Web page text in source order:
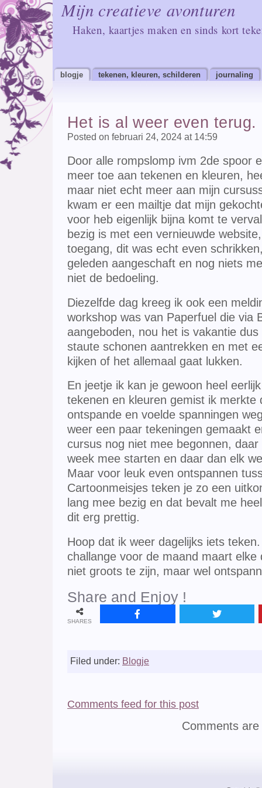
Mijn creatieve avonturen
Haken, kaartjes maken en sinds kort
blogje tekenen, kleuren, schilderen journaling
Het is al weer even terug.
Posted on februari 24, 2024 at 14:59
Door alle rompslomp ivm 2de spoor
meer toe aan tekenen en kleuren,
maar niet echt meer aan mijn
kwam er een mailtje dat mijn
voor heb eigenlijk bijna komt te
bezig is met een vernieuwde
toegang, dit was echt even
geleden aangeschaft en nog niets
niet de bedoeling.
Diezelfde dag kreeg ik ook een
workshop was van Paperfuel die via
aangeboden, nou het is vakantie
staute schonen aantrekken en met
kijken of het allemaal gaat lukken.
En jeetje ik kan je gewoon heel
tekenen en kleuren gemist ik merkte
ontspande en voelde spanningen
weer een paar tekeningen gemaakt
cursus nog niet mee begonnen,
week mee starten en daar dan elk
Maar voor leuk even ontspannen
Cartoonmeisjes teken je zo een
lang mee bezig en dat bevalt me
dit erg prettig.
Hoop dat ik weer dagelijks iets
challange voor de maand maart
niet groots te zijn, maar wel
Share and Enjoy !
SHARES
Filed under: Blogje
Comments feed for this post
Comments are